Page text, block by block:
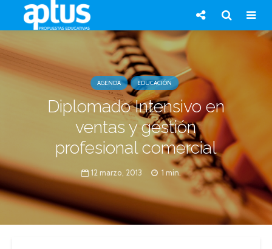
AGENDA EDUCACIÓN
Diplomado Intensivo en
ventas y gestión
profesional comercial
12 marzo, 2013 1 min.